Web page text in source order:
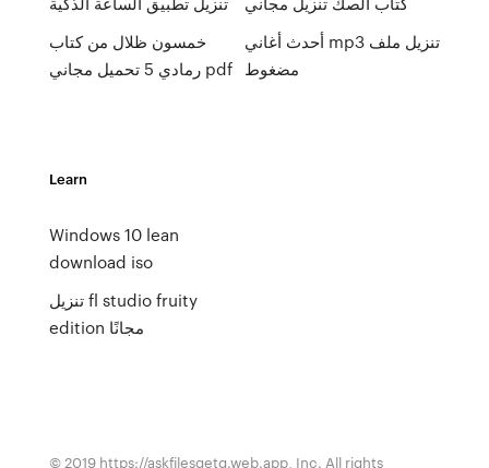
خمسون ظلال من كتاب
رمادي 5 تحميل مجاني pdf
أحدث أغاني mp3 تنزيل ملف
مضغوط
Learn
Windows 10 lean
download iso
تنزيل fl studio fruity
edition مجانًا
© 2019 https://askfilesqetg.web.app, Inc. All rights